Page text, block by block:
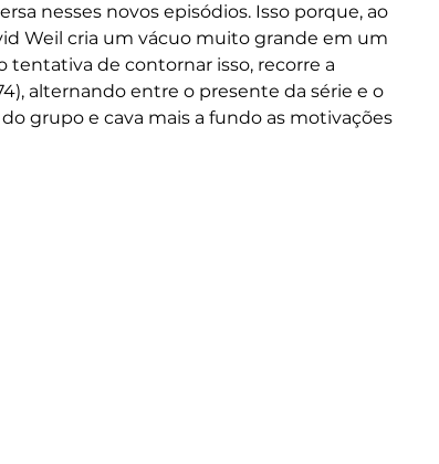
nesses novos episódios. Isso porque, ao
Weil cria um vácuo muito grande em um
tentativa de contornar isso, recorre a
alternando entre o presente da série e o
grupo e cava mais a fundo as motivações